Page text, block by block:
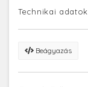
Technikai
Beágyazás